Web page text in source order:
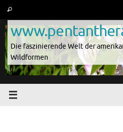
springen
Suchen
Die faszinierende Welt der
Wildformen